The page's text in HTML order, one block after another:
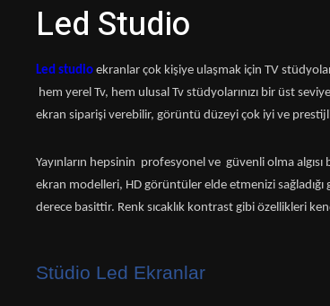
Led Studio
Led studio ekranlar çok kişiye ulaşmak için TV
hem yerel Tv, hem ulusal Tv stüdyolarınızı bir üst
ekran siparişi verebilir, görüntü düzeyi çok iyi ve
Yayınların hepsinin profesyonel ve güvenli olma
ekran modelleri, HD görüntüler elde etmenizi
derece basittir. Renk sıcaklık kontrast gibi özellikleri
Stüdio Led Ekranlar